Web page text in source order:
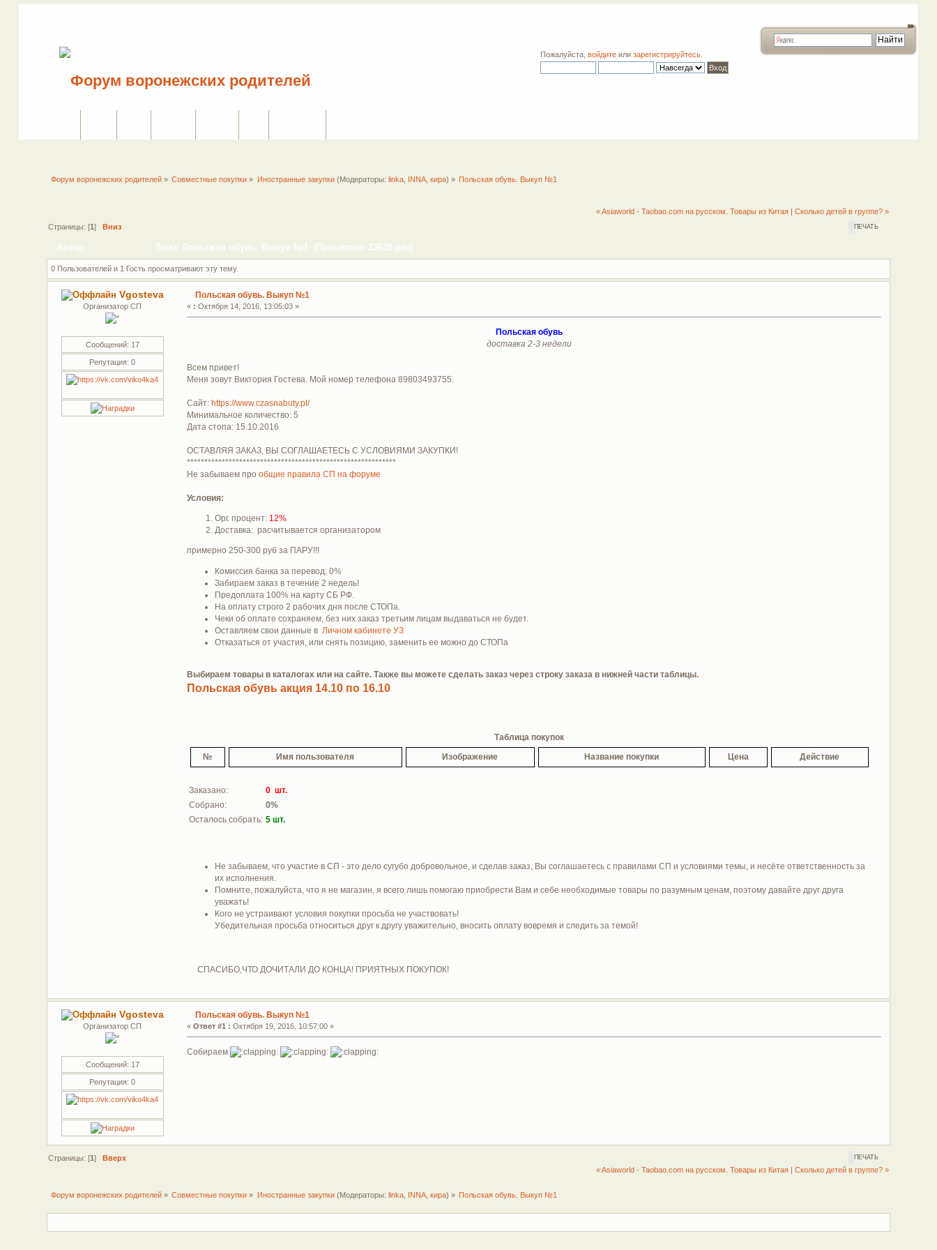
Пожалуйста,войдите илизарегистрируйтесь
Форум воронежских родителей » Совместные покупки » Иностранные закупки(Модераторы: linka, INNA, кира) » Польская обувь. Выкуп №1
« Asiaworld - Taobao.com на русском. Товары из Китая| Сколько детей в группе? »
ПЕЧАТЬ
Страницы: [1] Вниз
Автор Тема: Польская обувь. Выкуп №1 (Прочитано 23639 раз)
0 Пользователей и 1 Гость просматривают эту тему.
Vgosteva
Организатор СП
Сообщений: 17
Репутация: 0
Польская обувь. Выкуп №1
« : Октября 14, 2016, 13:05:03 »
Польская обувь
доставка 2-3 недели
Всем привет!
Меня зовут Виктория Гостева. Мой номер телефона 89803493755.
Сайт: https://www.czasnabuty.pl/
Минимальное количество: 5
Дата стопа: 15.10.2016
ОСТАВЛЯЯ ЗАКАЗ, ВЫ СОГЛАШАЕТЕСЬ С УСЛОВИЯМИ ЗАКУПКИ!
************************************************************
Не забываем про общие правила СП на форуме
Условия:
Орг. процент: 12%
Доставка: расчитывается организатором
примерно 250-300 руб за ПАРУ!!!
Комиссия банка за перевод: 0%
Забираем заказ в течение 2 недель!
Предоплата 100% на карту СБ РФ.
На оплату строго 2 рабочих дня после СТОПа.
Чеки об оплате сохраняем, без них заказ третьим лицам выдаваться не будет.
Оставляем свои данные в Личном кабинете УЗ
Отказаться от участия, или снять позицию, заменить ее можно до СТОПа
Выбираем товары в каталогах или на сайте. Также вы можете сделать заказ через строку заказа в нижней части таблицы.
Польская обувь акция 14.10 по 16.10
Таблица покупок
№
Имя пользователя Изображение Название покупки Цена Действие
Заказано:
0 шт.
Собрано:
0%
Осталось собрать: 5 шт.
Не забываем, что участие в СП - это дело сугубо добровольное, и сделав заказ, Вы соглашаетесь с правилами СП и условиями темы, и несёте ответственность за
их исполнения.
Помните, пожалуйста, что я не магазин, я всего лишь помогаю приобрести Вам и себе необходимые товары по разумным ценам, поэтому давайте друг друга
уважать!
Кого не устраивают условия покупки просьба не участвовать!
Убедительная просьба относиться друг к другу уважительно, вносить оплату вовремя и следить за темой!
СПАСИБО,ЧТО ДОЧИТАЛИ ДО КОНЦА! ПРИЯТНЫХ ПОКУПОК!
Vgosteva
Организатор СП
Сообщений: 17
Репутация: 0
Польская обувь. Выкуп №1
« Ответ #1 : Октября 19, 2016, 10:57:00 »
Собираем
ПЕЧАТЬ
Страницы: [1]Вверх
« Asiaworld - Taobao.com на русском. Товары из Китая| Сколько детей в группе? »
Форум воронежских родителей » Совместные покупки » Иностранные закупки(Модераторы: linka, INNA, кира) » Польская обувь. Выкуп №1